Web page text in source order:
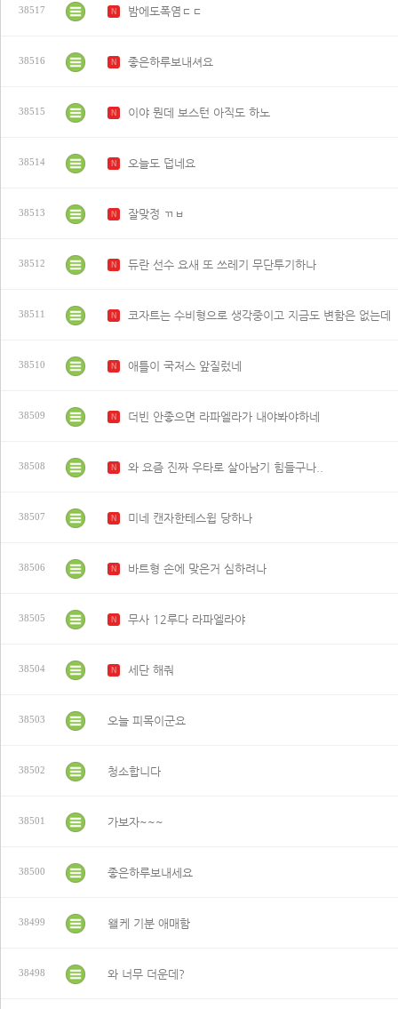
38517 N 밤에도폭염ㄷㄷ
38516 N 좋은하루보내셔요
38515 N 이야 뭔데 보스턴 아직도 하노
38514 N 오늘도 덥네요
38513 N 잘맞정 ㄲㅂ
38512 N 듀란 선수 요새 또 쓰레기 무단투기하나
38511 N 코자트는 수비형으로 생각중이고 지금도 변함은 없는데
38510 N 애틀이 국저스 앞질렀네
38509 N 더빈 안좋으면 라파엘라가 내야봐야하네
38508 N 와 요즘 진짜 우타로 살아남기 힘들구나..
38507 N 미네 캔자한테스윕 당하나
38506 N 바트형 손에 맞은거 심하려나
38505 N 무사 12루다 라파엘라야
38504 N 세단 해줘
38503 오늘 피목이군요
38502 청소합니다
38501 가보자~~~
38500 좋은하루보내세요
38499 왤케 기분 애매함
38498 와 너무 더운데?